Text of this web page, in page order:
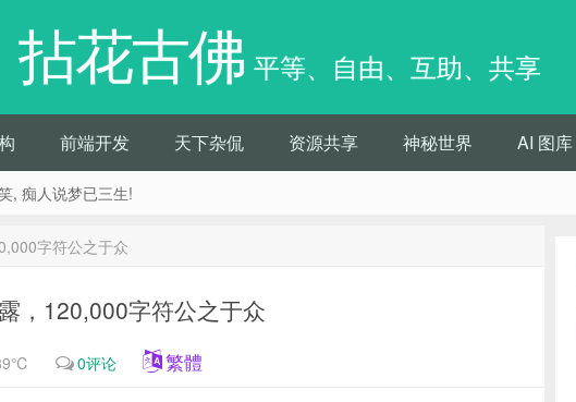
拈花古佛 平等、自由、互助、共享
前端开发 天下杂侃 资源共享 神秘世界 AI 图库
, 痴人说梦已三生!
字符公之于众
，120,000字符公之于众
0评论 繁體